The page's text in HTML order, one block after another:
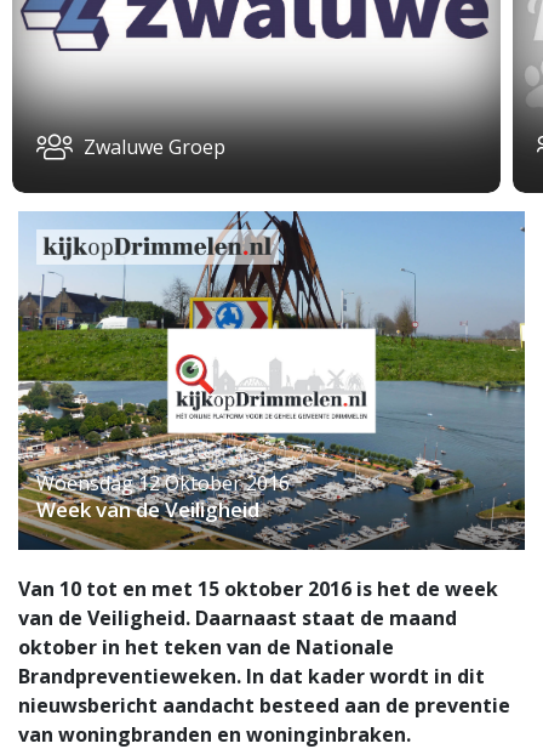
Zwaluwe Groep
Woensdag 12 Oktober 2016
Week van de Veiligheid
Van 10 tot en met 15 oktober 2016 is het de week
van de Veiligheid. Daarnaast staat de maand
oktober in het teken van de Nationale
Brandpreventieweken. In dat kader wordt in dit
nieuwsbericht aandacht besteed aan de preventie
van woningbranden en woninginbraken.